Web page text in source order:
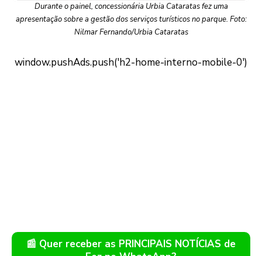
Durante o painel, concessionária Urbia Cataratas fez uma
apresentação sobre a gestão dos serviços turísticos no parque. Foto:
Nilmar Fernando/Urbia Cataratas
📰 Quer receber as PRINCIPAIS NOTÍCIAS de